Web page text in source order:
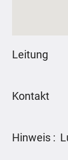
Leitung
Kontakt
Hinweis :